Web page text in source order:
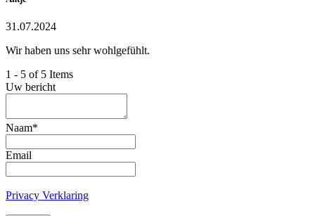
31.07.2024
Wir haben uns sehr wohlgefühlt.
1 - 5 of 5 Items
Uw bericht
Naam*
Email
Privacy Verklaring